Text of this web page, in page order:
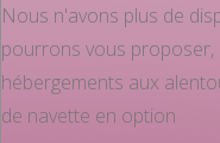
Nous n'avons plus de
pourrons vous proposer,
hébergements aux
de navette en option